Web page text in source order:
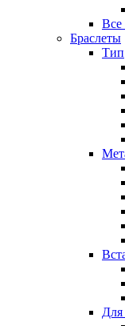
Все
Браслеты
Тип
Для